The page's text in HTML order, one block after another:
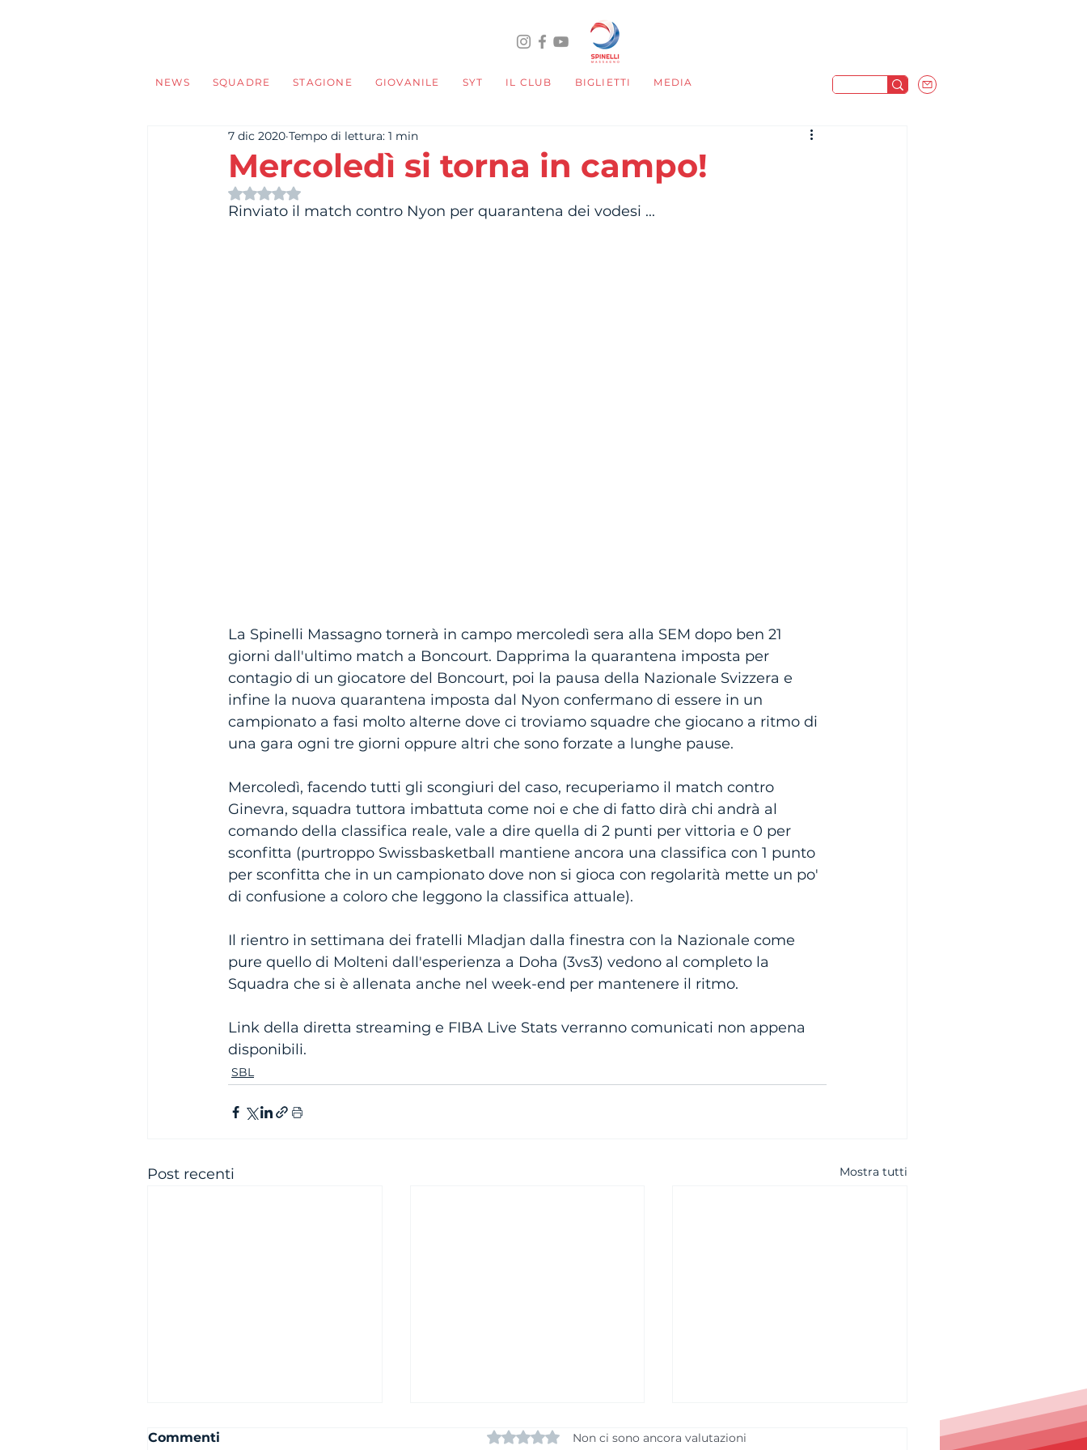
NEWS SQUADRE STAGIONE GIOVANILE SYT IL CLUB BIGLIETTI MEDIA
Mercoledì si torna in campo!
7 dic 2020 Tempo di lettura: 1 min
Valutazione NaN stelle su 5.
Rinviato il match contro Nyon per quarantena dei vodesi ...
La Spinelli Massagno tornerà in campo mercoledì sera alla SEM dopo ben 21
giorni dall'ultimo match a Boncourt. Dapprima la quarantena imposta per
contagio di un giocatore del Boncourt, poi la pausa della Nazionale Svizzera e
infine la nuova quarantena imposta dal Nyon confermano di essere in un
campionato a fasi molto alterne dove ci troviamo squadre che giocano a ritmo di
una gara ogni tre giorni oppure altri che sono forzate a lunghe pause.
Mercoledì, facendo tutti gli scongiuri del caso, recuperiamo il match contro
Ginevra, squadra tuttora imbattuta come noi e che di fatto dirà chi andrà al
comando della classifica reale, vale a dire quella di 2 punti per vittoria e 0 per
sconfitta (purtroppo Swissbasketball mantiene ancora una classifica con 1 punto
per sconfitta che in un campionato dove non si gioca con regolarità mette un po'
di confusione a coloro che leggono la classifica attuale).
Il rientro in settimana dei fratelli Mladjan dalla finestra con la Nazionale come
pure quello di Molteni dall'esperienza a Doha (3vs3) vedono al completo la
Squadra che si è allenata anche nel week-end per mantenere il ritmo.
Link della diretta streaming e FIBA Live Stats verranno comunicati non appena
disponibili.
SBL
Post recenti Mostra tutti
Commenti Valutazione 0 stelle su 5.
Non ci sono ancora valutazioni